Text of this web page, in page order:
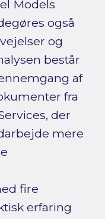
Models
også
og
består
af
fra
der
mere
fire
erfaring